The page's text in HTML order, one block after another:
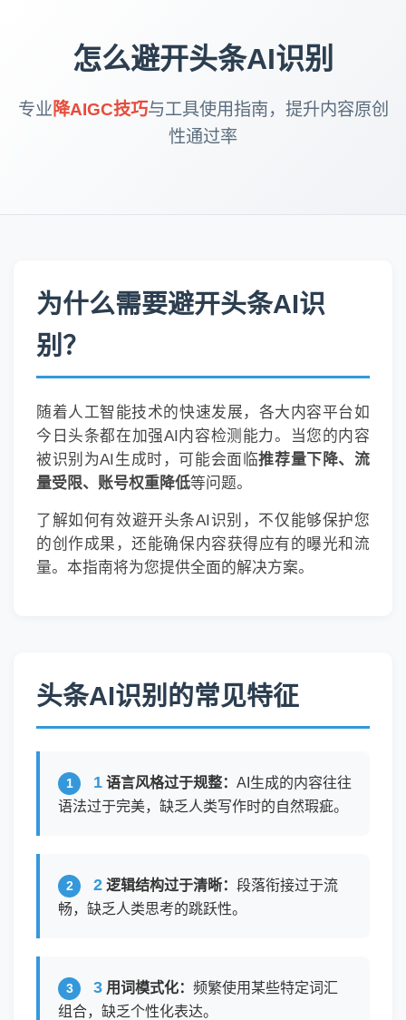
怎么避开头条AI识别
专业降AIGC技巧与工具使用指南，提升内容原创
性通过率
为什么需要避开头条AI识
别？
随着人工智能技术的快速发展，各大内容平台如
今日头条都在加强AI内容检测能力。当您的内容
被识别为AI生成时，可能会面临推荐量下降、流
量受限、账号权重降低等问题。
了解如何有效避开头条AI识别，不仅能够保护您
的创作成果，还能确保内容获得应有的曝光和流
量。本指南将为您提供全面的解决方案。
头条AI识别的常见特征
1 语言风格过于规整： AI生成的内容往往
语法过于完美，缺乏人类写作时的自然瑕疵。
2 逻辑结构过于清晰： 段落衔接过于流
畅，缺乏人类思考的跳跃性。
3 用词模式化： 频繁使用某些特定词汇
组合，缺乏个性化表达。